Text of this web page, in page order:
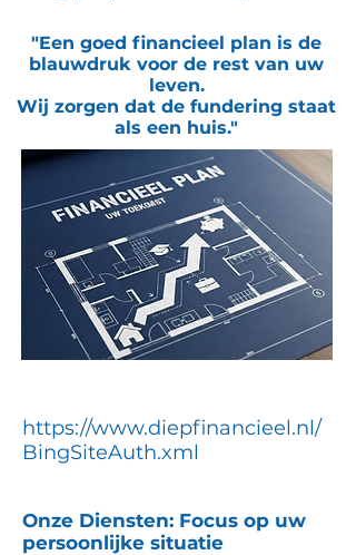
"Een goed financieel plan is de
blauwdruk voor de rest van uw
leven.
Wij zorgen dat de fundering staat
als een huis."
https://www.diepfinancieel.nl/
BingSiteAuth.xml
Onze Diensten: Focus op uw
persoonlijke situatie